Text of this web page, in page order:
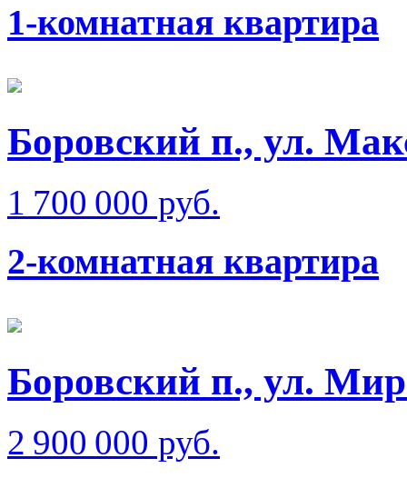
1-комнатная квартира
Боровский п., ул.
1 700 000 руб.
2-комнатная квартира
Боровский п., ул.
2 900 000 руб.